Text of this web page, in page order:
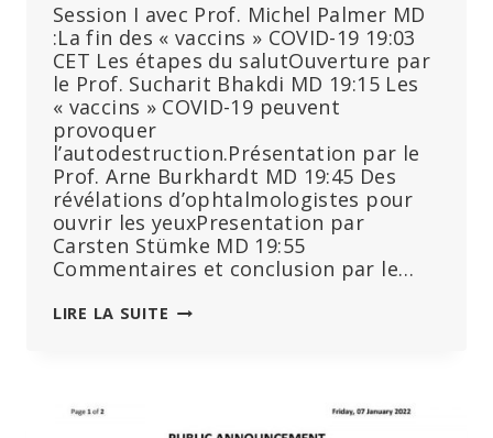
​Session I avec Prof. Michel Palmer MD
:La fin des « vaccins » COVID-19 19:03
CET Les étapes du salutOuverture par
le Prof. Sucharit Bhakdi MD 19:15 Les
« vaccins » COVID-19 peuvent
provoquer
l’autodestruction.Présentation par le
Prof. Arne Burkhardt MD 19:45 Des
révélations d’ophtalmologistes pour
ouvrir les yeuxPresentation par
Carsten Stümke MD 19:55
Commentaires et conclusion par le…
LIRE LA SUITE SYMPOSIUM